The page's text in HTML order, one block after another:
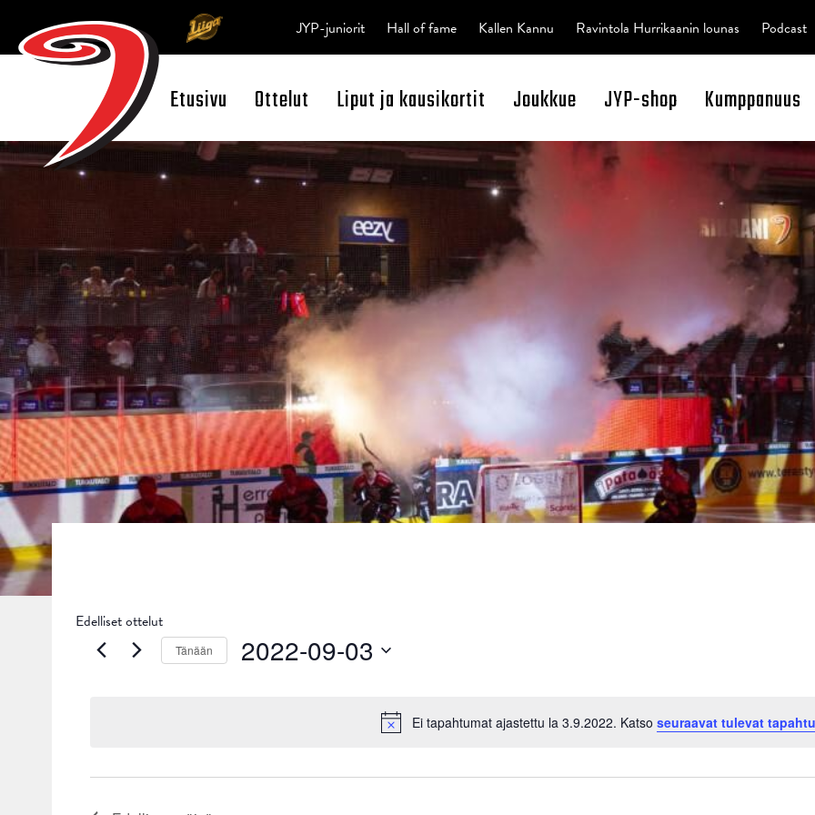
Open Search
Etusivu Ottelut Liput ja kausikortit Joukkue JYP-shop Kumppanuus
JYP-juniorit Hall of fame Kallen Kannu Ravintola Hurrikaanin lounas Podcast
Edelliset ottelut
Notice
Ei tapahtumat ajastettu la 3.9.2022. Katso seuraavat tulevat
Tänään 2022-09-03